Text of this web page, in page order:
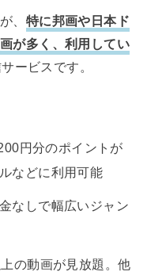
、 特に邦画や日本ド
が多く、利用してい
ービスです。
円分のポイントが
などに利用可能
なしで幅広いジャン
上の動画が見放題。他